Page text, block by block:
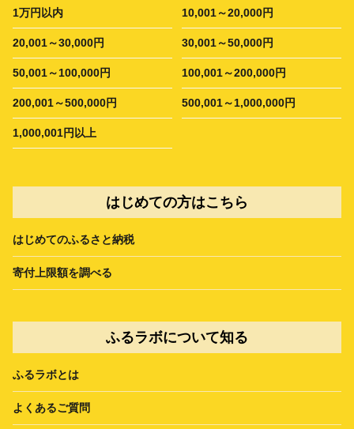
1万円以内 10,001～20,000円
20,001～30,000円 30,001～50,000円
50,001～100,000円 100,001～200,000円
200,001～500,000円 500,001～1,000,000円
1,000,001円以上
はじめての方はこちら
はじめてのふるさと納税
寄付上限額を調べる
ふるラボについて知る
ふるラボとは
よくあるご質問